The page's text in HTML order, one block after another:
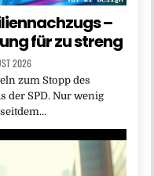
–
für zu streng
2026
zum Stopp des
der SPD. Nur wenig